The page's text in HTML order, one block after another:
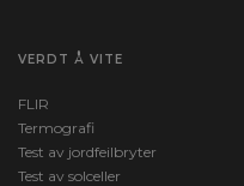
VERDT Å VITE
FLIR
Termografi
Test av jordfeilbryter
Test av solceller